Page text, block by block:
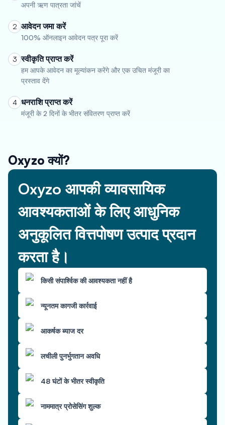
अपनी ऋण पात्रता जांचें
2 आवेदन जमा करें
100% ऑनलाइन आवेदन पत्र पूरा करें
3 स्वीकृति प्राप्त करें
हम आपके आवेदन का मूल्यांकन करेंगे और एक उचित मंजूरी का
प्रस्ताव देंगे
4 धनराशि प्राप्त करें
मंजूरी के 2 दिनों के भीतर संवितरण प्राप्त करें
Oxyzo क्यों?
Oxyzo आपकी व्यावसायिक
आवश्यकताओं के लिए आधुनिक
अनुकूलित वित्तपोषण उत्पाद प्रदान
करता है।
किसी संपार्श्विक की आवश्यकता नहीं है
न्यूनतम कागजी कार्रवाई
आकर्षक ब्याज दर
लचीली पुनर्भुगतान अवधि
48 घंटों के भीतर स्वीकृति
नाममात्र प्रोसेसिंग शुल्क